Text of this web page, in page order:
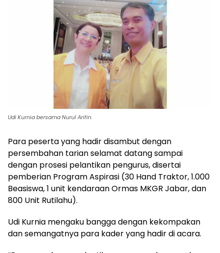
Udi Kurnia bersama Nurul Arifin.
Para peserta yang hadir disambut dengan
persembahan tarian selamat datang sampai
dengan prosesi pelantikan pengurus, disertai
pemberian Program Aspirasi (30 Hand Traktor, 1.000
Beasiswa, 1 unit kendaraan Ormas MKGR Jabar, dan
800 Unit Rutilahu).
Udi Kurnia mengaku bangga dengan kekompakan
dan semangatnya para kader yang hadir di acara.